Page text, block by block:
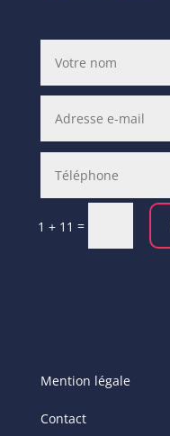
1 + 11 =
Mention légale
Contact